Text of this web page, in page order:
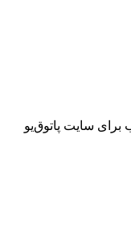
برای سایت پاتوق‌یو